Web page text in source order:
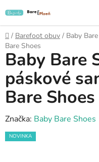
na
obsah
Domů
/ Barefoot obuv / Baby
Bare Shoes
Baby Bare
páskové
Bare Shoes
Značka: Baby Bare Shoes
NOVINKA